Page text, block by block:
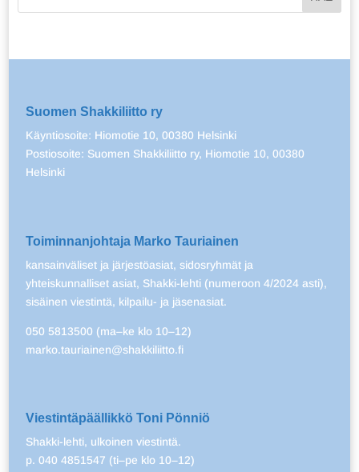
Suomen Shakkiliitto ry
Käyntiosoite: Hiomotie 10, 00380 Helsinki
Postiosoite: Suomen Shakkiliitto ry, Hiomotie 10, 00380
Helsinki
Toiminnanjohtaja Marko Tauriainen
kansainväliset ja järjestöasiat, sidosryhmät ja
yhteiskunnalliset asiat, Shakki-lehti (numeroon 4/2024 asti),
sisäinen viestintä, kilpailu- ja jäsenasiat.
050 5813500 (ma–ke klo 10–12)
marko.tauriainen@shakkiliitto.fi
Viestintäpäällikkö Toni Pönniö
Shakki-lehti, ulkoinen viestintä.
p. 040 4851547 (ti–pe klo 10–12)